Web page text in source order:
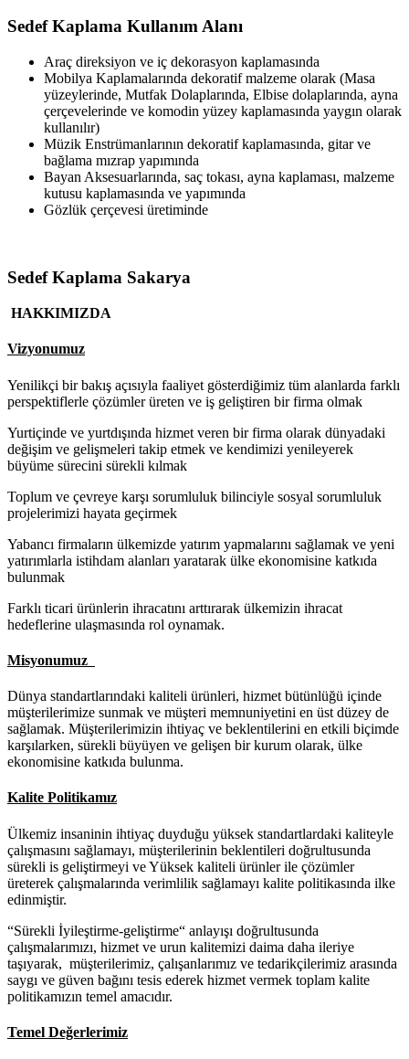
Sedef Kaplama Kullanım Alanı
Araç direksiyon ve iç dekorasyon kaplamasında
Mobilya Kaplamalarında dekoratif malzeme olarak (Masa
yüzeylerinde, Mutfak Dolaplarında, Elbise dolaplarında, ayna
çerçevelerinde ve komodin yüzey kaplamasında yaygın olarak
kullanılır)
Müzik Enstrümanlarının dekoratif kaplamasında, gitar ve
bağlama mızrap yapımında
Bayan Aksesuarlarında, saç tokası, ayna kaplaması, malzeme
kutusu kaplamasında ve yapımında
Gözlük çerçevesi üretiminde
Sedef Kaplama Sakarya
HAKKIMIZDA
Vizyonumuz
Yenilikçi bir bakış açısıyla faaliyet gösterdiğimiz tüm alanlarda farklı
perspektiflerle çözümler üreten ve iş geliştiren bir firma olmak
Yurtiçinde ve yurtdışında hizmet veren bir firma olarak dünyadaki
değişim ve gelişmeleri takip etmek ve kendimizi yenileyerek
büyüme sürecini sürekli kılmak
Toplum ve çevreye karşı sorumluluk bilinciyle sosyal sorumluluk
projelerimizi hayata geçirmek
Yabancı firmaların ülkemizde yatırım yapmalarını sağlamak ve yeni
yatırımlarla istihdam alanları yaratarak ülke ekonomisine katkıda
bulunmak
Farklı ticari ürünlerin ihracatını arttırarak ülkemizin ihracat
hedeflerine ulaşmasında rol oynamak.
Misyonumuz
Dünya standartlarındaki kaliteli ürünleri, hizmet bütünlüğü içinde
müşterilerimize sunmak ve müşteri memnuniyetini en üst düzey de
sağlamak. Müşterilerimizin ihtiyaç ve beklentilerini en etkili biçimde
karşılarken, sürekli büyüyen ve gelişen bir kurum olarak, ülke
ekonomisine katkıda bulunma.
Kalite Politikamız
Ülkemiz insaninin ihtiyaç duyduğu yüksek standartlardaki kaliteyle
çalışmasını sağlamayı, müşterilerinin beklentileri doğrultusunda
sürekli is geliştirmeyi ve Yüksek kaliteli ürünler ile çözümler
üreterek çalışmalarında verimlilik sağlamayı kalite politikasında ilke
edinmiştir.
“Sürekli İyileştirme-geliştirme“ anlayışı doğrultusunda
çalışmalarımızı, hizmet ve urun kalitemizi daima daha ileriye
taşıyarak, müşterilerimiz, çalışanlarımız ve tedarikçilerimiz arasında
saygı ve güven bağını tesis ederek hizmet vermek toplam kalite
politikamızın temel amacıdır.
Temel Değerlerimiz